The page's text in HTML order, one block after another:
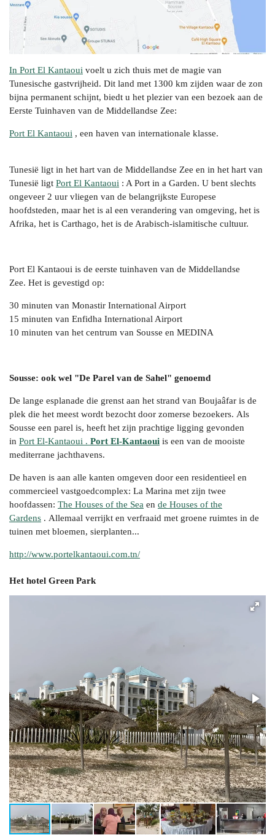
In Port El Kantaoui voelt u zich thuis met de magie van
Tunesische gastvrijheid. Dit land met 1300 km zijden waar de zon
bijna permanent schijnt, biedt u het plezier van een bezoek aan de
Eerste Tuinhaven van de Middellandse Zee:
Port El Kantaoui , een haven van internationale klasse.
Tunesië ligt in het hart van de Middellandse Zee en in het hart van
Tunesië ligt Port El Kantaoui : A Port in a Garden. U bent slechts
ongeveer 2 uur vliegen van de belangrijkste Europese
hoofdsteden, maar het is al een verandering van omgeving, het is
Afrika, het is Carthago, het is de Arabisch-islamitische cultuur.
Port El Kantaoui is de eerste tuinhaven van de Middellandse
Zee. Het is gevestigd op:
30 minuten van Monastir International Airport
15 minuten van Enfidha International Airport
10 minuten van het centrum van Sousse en MEDINA
Sousse: ook wel "De Parel van de Sahel" genoemd
De lange esplanade die grenst aan het strand van Boujaâfar is de
plek die het meest wordt bezocht door zomerse bezoekers. Als
Sousse een parel is, heeft het zijn prachtige ligging gevonden
in Port El-Kantaoui . Port El-Kantaoui is een van de mooiste
mediterrane jachthavens.
De haven is aan alle kanten omgeven door een residentieel en
commercieel vastgoedcomplex: La Marina met zijn twee
hoofdassen: The Houses of the Sea en de Houses of the
Gardens . Allemaal verrijkt en verfraaid met groene ruimtes in de
tuinen met bloemen, sierplanten...
http://www.portelkantaoui.com.tn/
Het hotel Green Park